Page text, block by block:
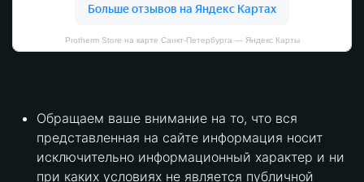
Protherm Store на карте Санкт‑Петербурга — Яндекс Карты
Обращаем ваше внимание на то, что вся
представленная на сайте информация носит
исключительно информационный характер и ни
при каких условиях не является публичной